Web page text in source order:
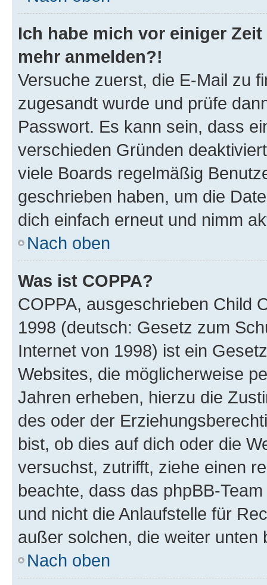
Ich habe mich vor einiger
mehr anmelden?!
Versuche zuerst, die E-Mail zu
zugesandt wurde und prüfe
Passwort. Es kann sein, dass
verschieden Gründen
viele Boards regelmäßig
geschrieben haben, um die
dich einfach erneut und nimm
Nach oben
Was ist COPPA?
COPPA, ausgeschrieben Child
1998 (deutsch: Gesetz zum
Internet von 1998) ist ein
Websites, die möglicherweise
Jahren erheben, hierzu die
des oder der
bist, ob dies auf dich oder die
versuchst, zutrifft, ziehe einen
beachte, dass das phpBB-
und nicht die Anlaufstelle für
außer solchen, die weiter unten
Nach oben